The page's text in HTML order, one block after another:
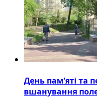
День пам’яті та
вшанування